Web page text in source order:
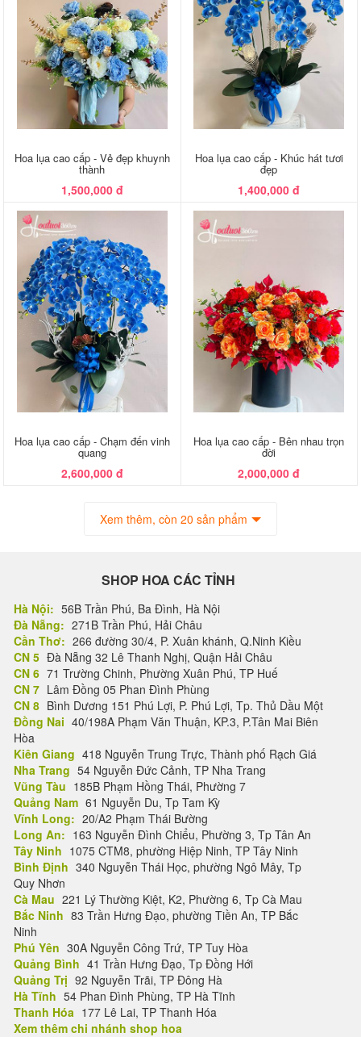
Hoa lụa cao cấp - Vẻ đẹp khuynh
thành
1,500,000 đ
Hoa lụa cao cấp - Khúc hát tươi
đẹp
1,400,000 đ
Hoa lụa cao cấp - Chạm đến vinh
quang
2,600,000 đ
Hoa lụa cao cấp - Bên nhau trọn
đời
2,000,000 đ
Xem thêm, còn 20 sản phẩm
SHOP HOA CÁC TỈNH
Hà Nội: 56B Trần Phú, Ba Đình, Hà Nội
Đà Nẵng: 271B Trần Phú, Hải Châu
Cần Thơ: 266 đường 30/4, P. Xuân khánh, Q.Ninh Kiều
CN 5 Đà Nẵng 32 Lê Thanh Nghị, Quận Hải Châu
CN 6 71 Trường Chinh, Phường Xuân Phú, TP Huế
CN 7 Lâm Đồng 05 Phan Đình Phùng
CN 8 Bình Dương 151 Phú Lợi, P. Phú Lợi, Tp. Thủ Dầu Một
Đồng Nai 40/198A Phạm Văn Thuận, KP.3, P.Tân Mai Biên
Hòa
Kiên Giang 418 Nguyễn Trung Trực, Thành phố Rạch Giá
Nha Trang 54 Nguyễn Đức Cảnh, TP Nha Trang
Vũng Tàu 185B Phạm Hồng Thái, Phường 7
Quảng Nam 61 Nguyễn Du, Tp Tam Kỳ
Vĩnh Long: 20/A2 Phạm Thái Bường
Long An: 163 Nguyễn Đình Chiểu, Phường 3, Tp Tân An
Tây Ninh 1075 CTM8, phường Hiệp Ninh, TP Tây Ninh
Bình Định 340 Nguyễn Thái Học, phường Ngô Mây, Tp
Quy Nhơn
Cà Mau 221 Lý Thường Kiệt, K2, Phường 6, Tp Cà Mau
Bắc Ninh 83 Trần Hưng Đạo, phường Tiền An, TP Bắc
Ninh
Phú Yên 30A Nguyễn Công Trứ, TP Tuy Hòa
Quảng Bình 41 Trần Hưng Đạo, Tp Đồng Hới
Quảng Trị 92 Nguyễn Trãi, TP Đông Hà
Hà Tĩnh 54 Phan Đình Phùng, TP Hà Tĩnh
Thanh Hóa 177 Lê Lai, TP Thanh Hóa
Xem thêm chi nhánh shop hoa